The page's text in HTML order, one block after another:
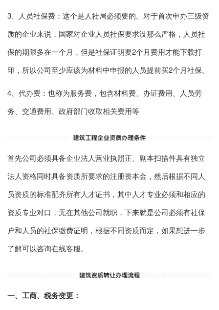
3、人员社保费：这个是人社局必须要的。对于首次申办三级资
质的企业来说，国家对企业人员社保要求没那么严格，人员社
保的期限多在一个月，但是社保证明要2个月费用才能下载打
印，所以公司至少应该为材料中申报的人员提前买2个月社保。
4、代办费：也称为服务费，包含材料费、办证费用、人员劳
务、交通费用、政府部门收取相关费用等
首先公司必须具备企业法人营业执照正、副本扫描件具有独立
法人资格同时具备资质所要求的注册资本金，然后根据不同人
员资质的标准配齐所有人才证书，其中人才专业必须和相应的
资质专业对口，无在其他公司就职，下来就是公司必须有社保
户和人员的社保缴费证明，根据不同资质而定，如果想进一步
了解可以咨询在线客服。
一、工商、税务变更：